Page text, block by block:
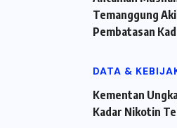
Temanggung
Pembatasan
DATA &
Kementan
Kadar Nikotin